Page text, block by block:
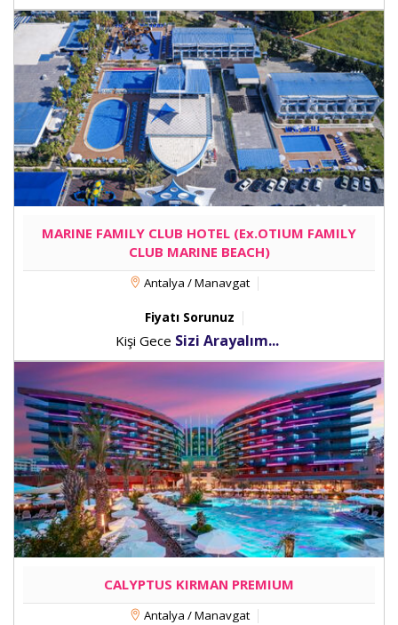
MARINE FAMILY CLUB HOTEL (Ex.OTIUM FAMILY
CLUB MARINE BEACH)
Antalya / Manavgat
Fiyatı Sorunuz
Kişi Gece Sizi Arayalım...
CALYPTUS KIRMAN PREMIUM
Antalya / Manavgat